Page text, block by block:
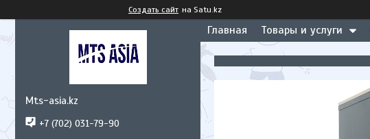
Создать сайт на Satu.kz
Главная Товары и услуги
Mts-asia.kz
+7 (702) 031-79-90